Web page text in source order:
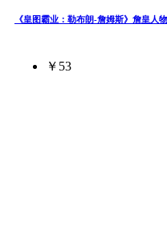
《皇图霸业：勒布朗-詹姆斯》詹皇人
￥53